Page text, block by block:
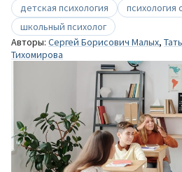
детская психология
психология
школьный психолог
Авторы: Сергей Борисович Малых,
Тихомирова